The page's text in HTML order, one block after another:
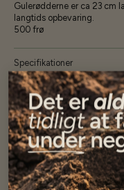
Gulerødderne er ca 23 cm
langtids opbevaring.
500 frø
Specifikationer
Se mere af Alle produkter